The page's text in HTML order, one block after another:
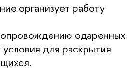
организует работу
одаренных
для раскрытия